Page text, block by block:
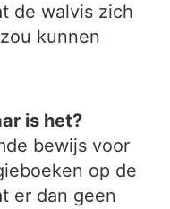
de walvis zich
kunnen
is het?
bewijs voor
op de
er dan geen